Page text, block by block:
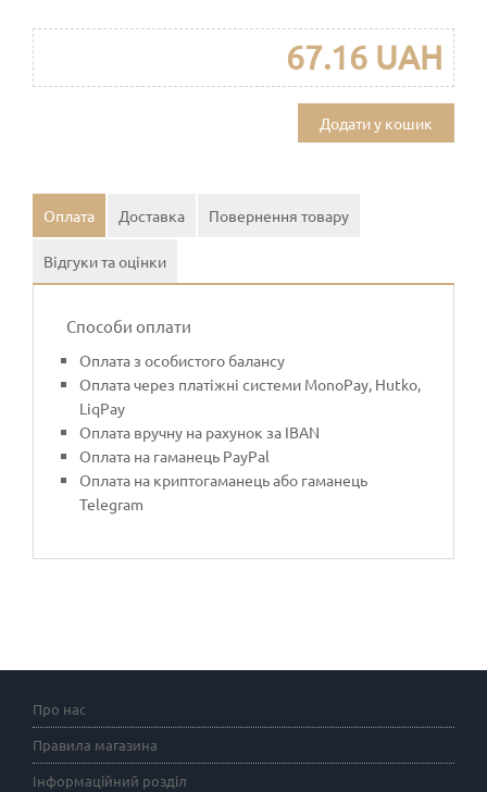
67.16 UAH
Додати у кошик
Оплата Доставка Повернення товару
Відгуки та оцінки
Способи оплати
Оплата з особистого балансу
Оплата через платіжні системи MonoPay, Hutko,
LiqPay
Оплата вручну на рахунок за IBAN
Оплата на гаманець PayPal
Оплата на криптогаманець або гаманець
Telegram
Про нас
Правила магазина
Інформаційний розділ